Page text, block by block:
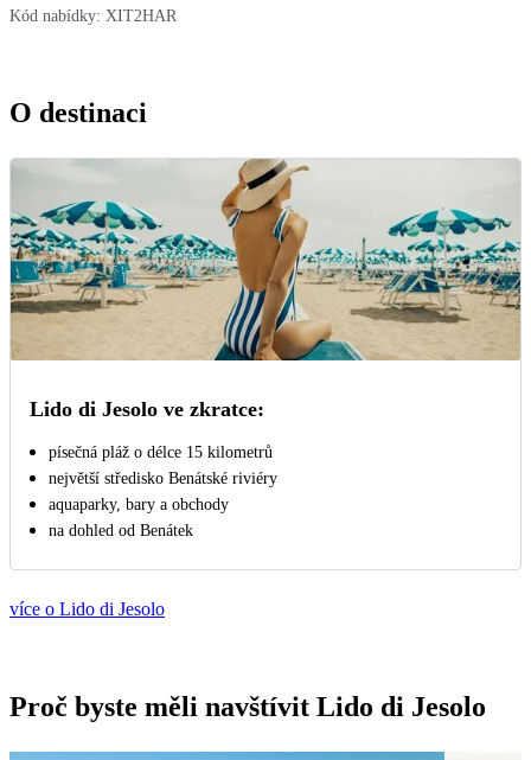
Kód nabídky: XIT2HAR
O destinaci
Lido di Jesolo ve zkratce:
písečná pláž o délce 15 kilometrů
největší středisko Benátské riviéry
aquaparky, bary a obchody
na dohled od Benátek
více o Lido di Jesolo
Proč byste měli navštívit Lido di Jesolo